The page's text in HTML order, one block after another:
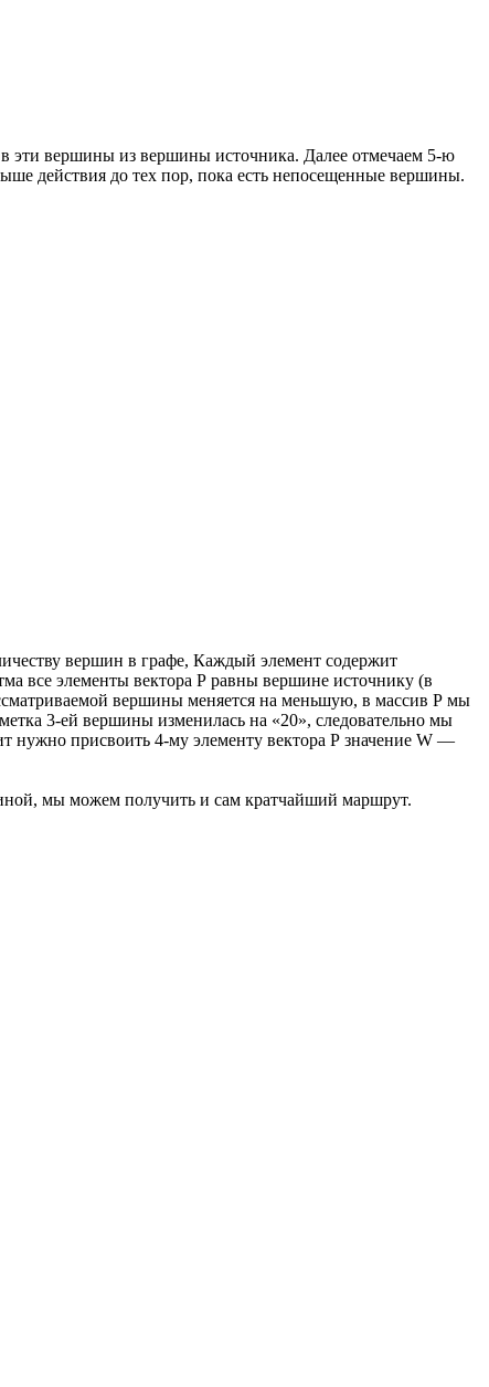
эти вершины из вершины источника. Далее отмечаем 5-ю
действия до тех пор, пока есть непосещенные вершины.
вершин в графе, Каждый элемент содержит
все элементы вектора Р равны вершине источнику (в
вершины меняется на меньшую, в массив Р мы
3-ей вершины изменилась на «20», следовательно мы
нужно присвоить 4-му элементу вектора Р значение W —
мы можем получить и сам кратчайший маршрут.